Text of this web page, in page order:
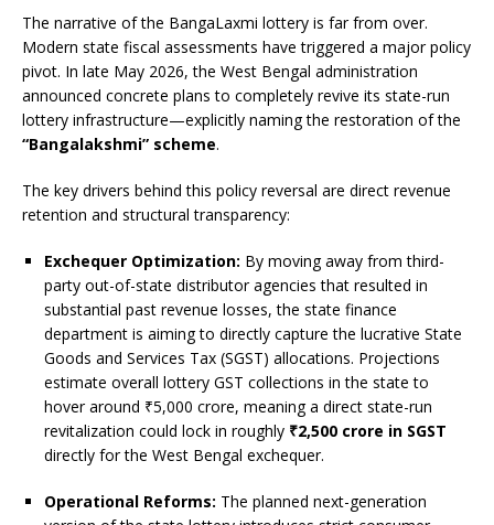
The narrative of the BangaLaxmi lottery is far from over.
Modern state fiscal assessments have triggered a major policy
pivot. In late May 2026, the West Bengal administration
announced concrete plans to completely revive its state-run
lottery infrastructure—explicitly naming the restoration of the
“Bangalakshmi” scheme.
The key drivers behind this policy reversal are direct revenue
retention and structural transparency:
Exchequer Optimization: By moving away from third-
party out-of-state distributor agencies that resulted in
substantial past revenue losses, the state finance
department is aiming to directly capture the lucrative State
Goods and Services Tax (SGST) allocations. Projections
estimate overall lottery GST collections in the state to
hover around ₹5,000 crore, meaning a direct state-run
revitalization could lock in roughly ₹2,500 crore in SGST
directly for the West Bengal exchequer.
Operational Reforms: The planned next-generation